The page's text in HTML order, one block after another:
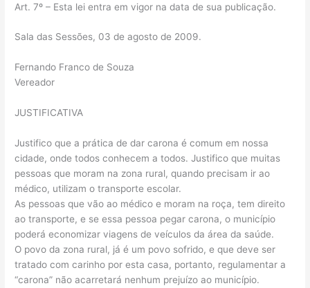
Art. 7º – Esta lei entra em vigor na data de sua publicação.
Sala das Sessões, 03 de agosto de 2009.
Fernando Franco de Souza
Vereador
JUSTIFICATIVA
Justifico que a prática de dar carona é comum em nossa
cidade, onde todos conhecem a todos. Justifico que muitas
pessoas que moram na zona rural, quando precisam ir ao
médico, utilizam o transporte escolar.
As pessoas que vão ao médico e moram na roça, tem direito
ao transporte, e se essa pessoa pegar carona, o município
poderá economizar viagens de veículos da área da saúde.
O povo da zona rural, já é um povo sofrido, e que deve ser
tratado com carinho por esta casa, portanto, regulamentar a
“carona” não acarretará nenhum prejuízo ao município.